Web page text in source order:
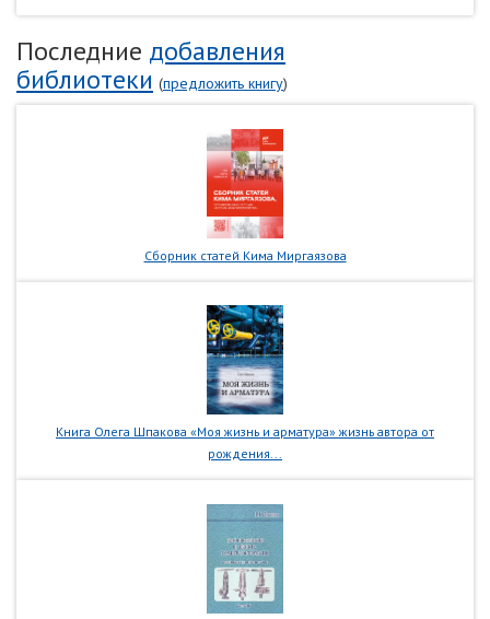
Последние добавления
библиотеки (предложить книгу)
Сборник статей Кима Миргаязова
Книга Олега Шпакова «Моя жизнь и арматура» жизнь автора от
рождения...